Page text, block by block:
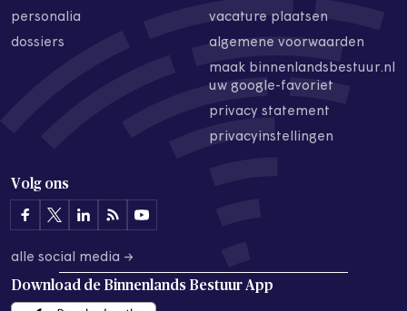
personalia
dossiers
vacature plaatsen
algemene voorwaarden
maak binnenlandsbestuur.nl
uw google-favoriet
privacy statement
privacyinstellingen
Volg ons
alle social media →
Download de Binnenlands Bestuur App